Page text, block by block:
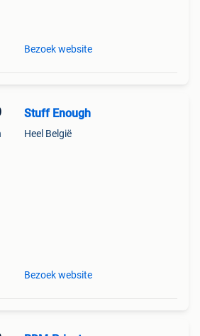
Bezoek website
Stuff Enough
Heel België
Bezoek website